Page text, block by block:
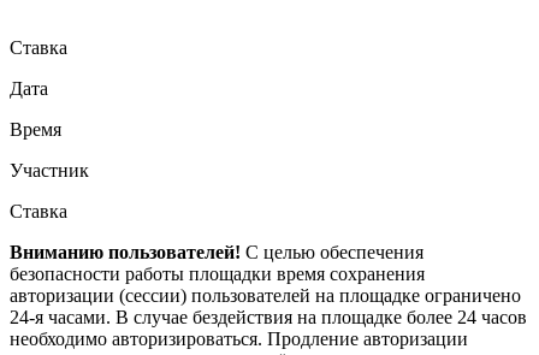
Ставка
Дата
Время
Участник
Ставка
Вниманию пользователей! С целью обеспечения
безопасности работы площадки время сохранения
авторизации (сессии) пользователей на площадке ограничено
24-я часами. В случае бездействия на площадке более 24 часов
необходимо авторизироваться. Продление авторизации